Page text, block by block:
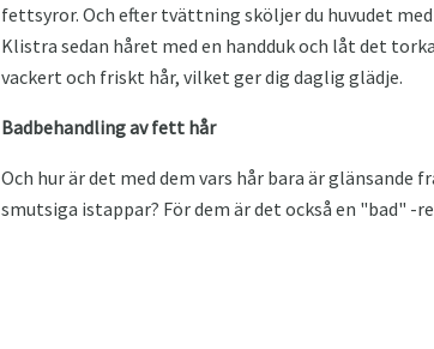
fettsyror. Och efter tvättning sköljer du huvudet
Klistra sedan håret med en handduk och låt det
vackert och friskt hår, vilket ger dig daglig glädje.
Badbehandling av fett hår
Och hur är det med dem vars hår bara är
smutsiga istappar? För dem är det också en "bad"